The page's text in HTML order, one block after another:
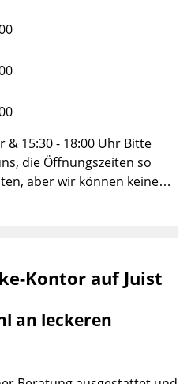
Kontor auf Juist
an leckeren
& 15:30 - 18:00 Uhr Bitte
die Öffnungszeiten so
aber wir können keine
Angaben